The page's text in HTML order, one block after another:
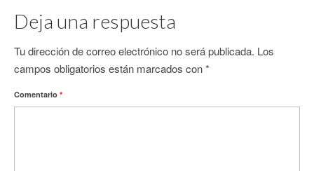
Deja una respuesta
Tu dirección de correo electrónico no será publicada. Los
campos obligatorios están marcados con*
Comentario *